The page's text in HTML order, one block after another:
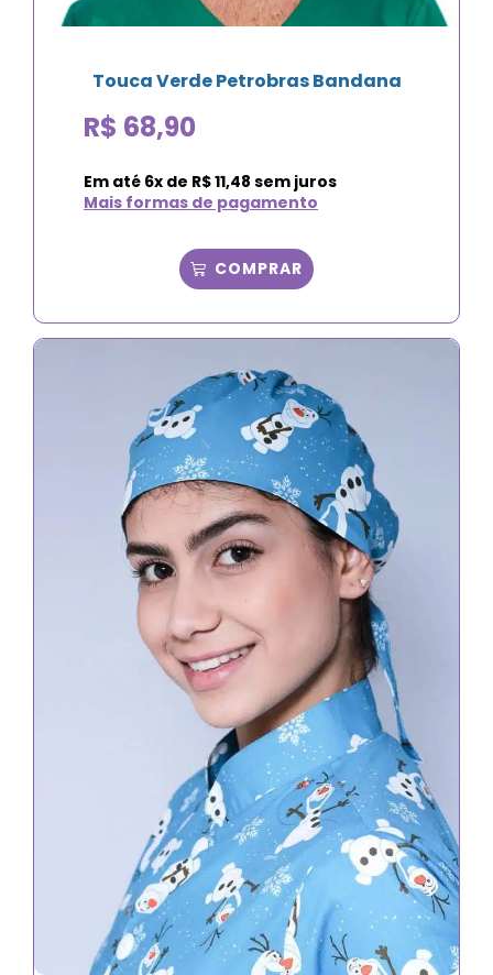
Touca Verde Petrobras Bandana
R$ 68,90
Em até 6x de R$11,48 sem juros
Mais formas de pagamento
COMPRAR